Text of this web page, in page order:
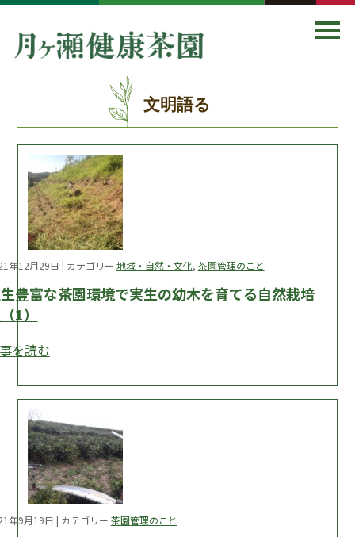
文明語る
年12月29日 | カテゴリー 地域・自然・文化, 茶園管理のこと
豊富な茶園環境で実生の幼木を育てる自然栽培
1）
を読む
年9月19日 | カテゴリー 茶園管理のこと